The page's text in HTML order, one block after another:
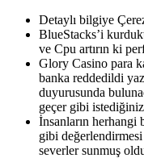
Detaylı bilgiye
BlueStacks’i
ve Cpu artırın ki
Glory Casino para
banka reddedildi
duyurusunda
geçer gibi
İnsanların herhangi
gibi değerlendirmesi
severler sunmuş